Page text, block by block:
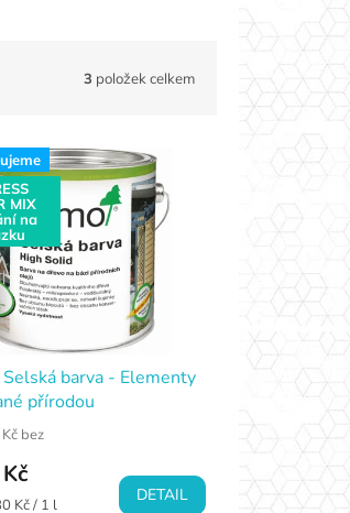
3 položek celkem
MIX
na
barva - Elementy
přírodou
bez
Kč / 1 l DETAIL